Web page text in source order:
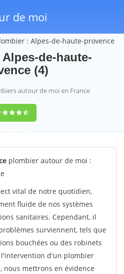
de moi
: Alpes-de-haute-provence
de-haute-
(4)
autour de moi en France
(100%)1388
votes
plombier autour de moi :
vital de notre quotidien,
fluide de nos systèmes
sanitaires. Cependant, il
surviennent, tels que
bouchées ou des robinets
d'un plombier
nous mettrons en évidence